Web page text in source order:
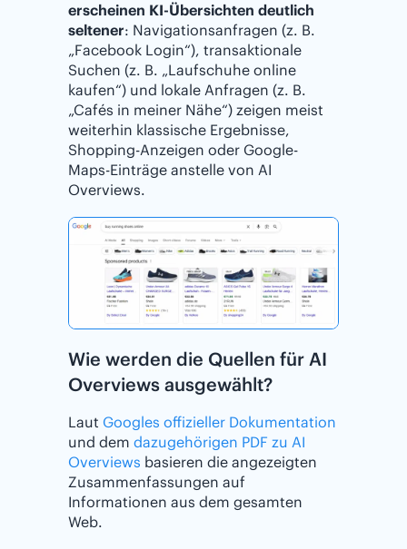
erscheinen KI-Übersichten deutlich
seltener: Navigationsanfragen (z. B.
„Facebook Login“), transaktionale
Suchen (z. B. „Laufschuhe online
kaufen“) und lokale Anfragen (z. B.
„Cafés in meiner Nähe“) zeigen meist
weiterhin klassische Ergebnisse,
Shopping-Anzeigen oder Google-
Maps-Einträge anstelle von AI
Overviews.
Wie werden die Quellen für AI
Overviews ausgewählt?
Laut Googles offizieller Dokumentation
und dem dazugehörigen PDF zu AI
Overviews basieren die angezeigten
Zusammenfassungen auf
Informationen aus dem gesamten
Web.